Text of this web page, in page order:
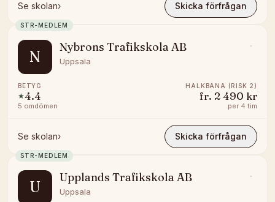
Se skolan› Skicka förfrågan
STR-MEDLEM
N
Nybrons Trafikskola AB
Uppsala
BETYG
★4.4
5 omdömen
HALKBANA (RISK 2)
fr. 2 490 kr
per 4 tim
Se skolan› Skicka förfrågan
STR-MEDLEM
U
Upplands Trafikskola AB
Uppsala